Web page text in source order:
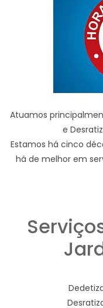
Atuamos
e
Estamos há cinco
há de melhor em